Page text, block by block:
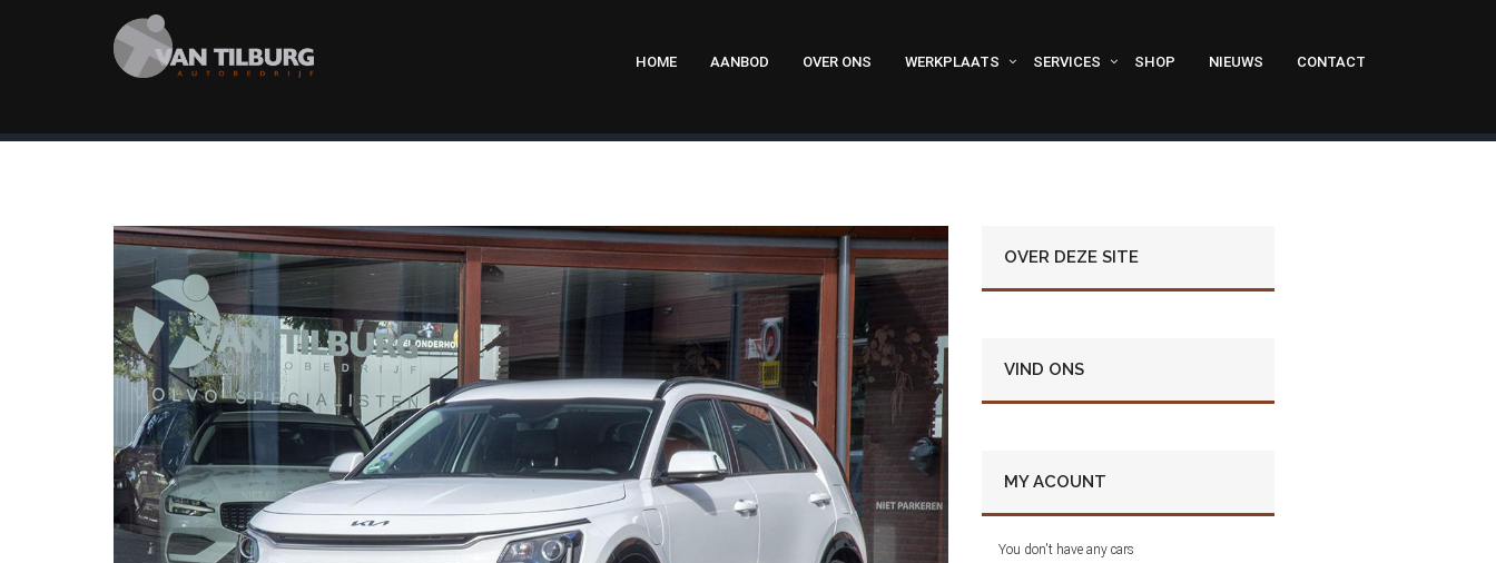
HOME AANBOD OVER ONS WERKPLAATS SERVICES SHOP NIEUWS CONTACT
OVER DEZE SITE
VIND ONS
MY ACOUNT
You don't have any cars